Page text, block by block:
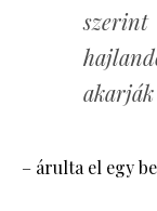
– árulta el egy